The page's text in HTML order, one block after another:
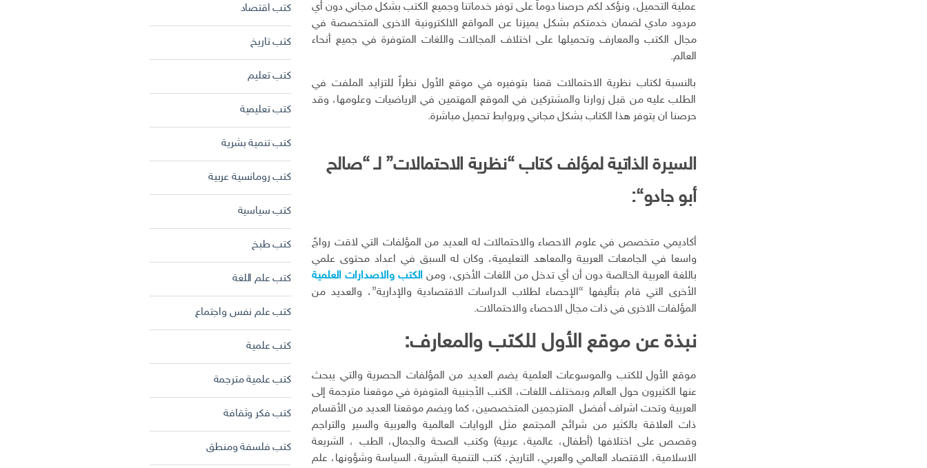
عملية التحميل، ونؤكد لكم حرصنا دوماً على توفر خدماتنا وجميع الكتب بشكل مجاني دون أي
مردود مادي لضمان خدمتكم بشكل يميزنا عن المواقع الالكترونية الاخرى المتخصصة في
مجال الكتب والمعارف وتحميلها على اختلاف المجالات واللغات المتوفرة في جميع أنحاء
العالم.
بالنسبة لكتاب نظرية الاحتمالات قمنا بتوفيره في موقع الأول نظراً للتزايد الملفت في
الطلب عليه من قبل زوارنا والمشتركين في الموقع المهتمين في الرياضيات وعلومها، وقد
حرصنا ان يتوفر هذا الكتاب بشكل مجاني وبروابط تحميل مباشرة.
السيرة الذاتية لمؤلف كتاب “نظرية الاحتمالات”لـ “صالح
أبو جادو“:
أكاديمي متخصص في علوم الاحصاء والاحتمالات له العديد من المؤلفات التي لاقت رواجً
واسعا في الجامعات العربية والمعاهد التعليمية، وكان له السبق في اعداد محتوى علمي
باللغة العربية الخالصة دون أن أي تدخل من اللغات الأخرى، ومن الكتب والاصدارات العلمية
الأخرى التي قام بتأليفها “الإحصاء لطلاب الدراسات الاقتصادية والإدارية”، والعديد من
المؤلفات الاخرى في ذات مجال الاحصاء والاحتمالات.
نبذة عن موقع الأول للكتب والمعارف:
موقع الأول للكتب والموسوعات العلمية يضم العديد من المؤلفات الحصرية والتي يبحث
عنها الكثيرون حول العالم وبمختلف اللغات، الكتب الأجنبية المتوفرة في موقعنا مترجمة إلى
العربية وتحت اشراف أفضل المترجمين المتخصصين، كما ويضم موقعنا العديد من الأقسام
ذات العلاقة بالكثير من شرائح المجتمع مثل الروايات العالمية والعربية والسير والتراجم
وقصص على اختلافها (أطفال، عالمية، عربية) وكتب الصحة والجمال، الطب ، الشريعة
الاسلامية، الاقتصاد العالمي والعربي، التاريخ، كتب التنمية البشرية، السياسة وشؤونها، علم
كتب اقتصاد
كتب تاريخ
كتب تعليم
كتب تعليمية
كتب تنمية بشرية
كتب رومانسية عربية
كتب سياسية
كتب طبخ
كتب علم اللغة
كتب علم نفس واجتماع
كتب علمية
كتب علمية مترجمة
كتب فكر وثقافة
كتب فلسفة ومنطق